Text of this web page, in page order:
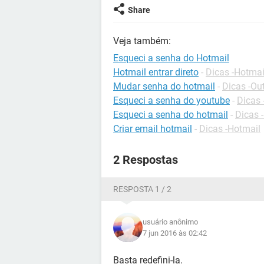
Share
Veja também:
Esqueci a senha do Hotmail
Hotmail entrar direto - Dicas -
Mudar senha do hotmail - Dicas -
Esqueci a senha do youtube - Dicas
Esqueci a senha do hotmail - Dicas
Criar email hotmail - Dicas -Hotmail
2 Respostas
RESPOSTA 1 / 2
usuário anônimo
7 jun 2016 às 02:42
Basta redefini-la.